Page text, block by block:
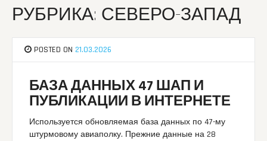
РУБРИКА: СЕВЕРО-ЗАПАД
POSTED ON 21.03.2026
БАЗА ДАННЫХ 47 ШАП И
ПУБЛИКАЦИИ В ИНТЕРНЕТЕ
Используется обновляемая база данных по 47-му
штурмовому авиаполку. Прежние данные на 28